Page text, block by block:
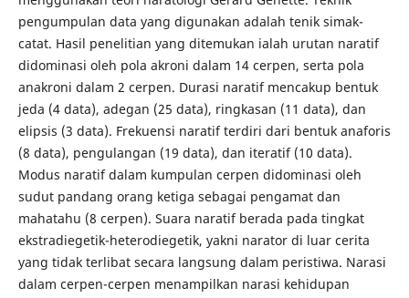
pengumpulan data yang digunakan adalah tenik simak-
catat. Hasil penelitian yang ditemukan ialah urutan naratif
didominasi oleh pola akroni dalam 14 cerpen, serta pola
anakroni dalam 2 cerpen. Durasi naratif mencakup bentuk
jeda (4 data), adegan (25 data), ringkasan (11 data), dan
elipsis (3 data). Frekuensi naratif terdiri dari bentuk anaforis
(8 data), pengulangan (19 data), dan iteratif (10 data).
Modus naratif dalam kumpulan cerpen didominasi oleh
sudut pandang orang ketiga sebagai pengamat dan
mahatahu (8 cerpen). Suara naratif berada pada tingkat
ekstradiegetik-heterodiegetik, yakni narator di luar cerita
yang tidak terlibat secara langsung dalam peristiwa. Narasi
dalam cerpen-cerpen menampilkan narasi kehidupan